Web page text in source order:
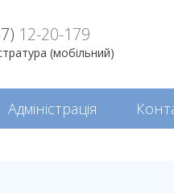
12-20-179
(мобільний)
Адміністрація